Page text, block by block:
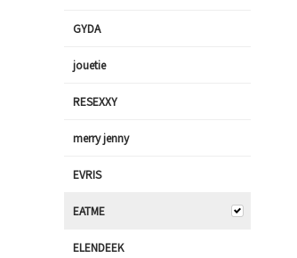
GYDA
jouetie
RESEXXY
merry jenny
EVRIS
EATME
ELENDEEK